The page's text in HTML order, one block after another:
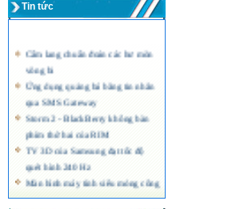
Tin tức
Cẩm lang chuẩn đoán các hư mòn
vòng bi
Ứng dụng quảng bá bằng tin nhắn
qua SMS Gateway
Storm 2 - BlackBerry không bàn
phím thứ hai của RIM
TV 3D của Samsung đạt tốc độ
quét hình 240 Hz
Màn hình máy tính siêu mỏng công